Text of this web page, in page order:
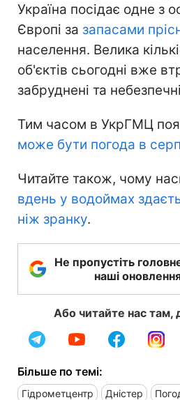
Україна посідає одне з
Європі за запасами
населення. Велика
об'єктів сьогодні вже
забруднені та
Тим часом в УкрГМЦ
може бути погода в
Читайте також, чому
вдень у водоймах
ніж зранку.
Не пропустіть
наші
Або читайте нас там,
Більше по темі:
Гідрометцентр Дністер